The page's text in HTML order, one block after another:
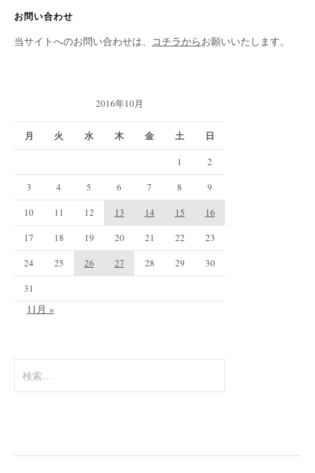
お問い合わせ
当サイトへのお問い合わせは、
コチラからお願いいたします。
2016年10月
月 火 水 木 金 土 日
1
2
3
4 5 6 7 8
9
10
11 12 13 14 15
16
17
18 19 20 21 22
23
24
25 26 27 28 29
30
31
11月 »
索